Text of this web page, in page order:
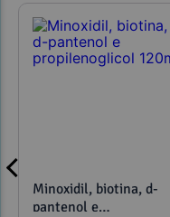
Minoxidil, biotina, d-
pantenol e